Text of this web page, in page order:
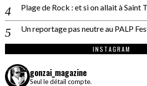
Plage de Rock : et si on allait à Saint
Un reportage pas neutre au PALP
INSTAGRAM
gonzai_magazine
Seul le détail compte.